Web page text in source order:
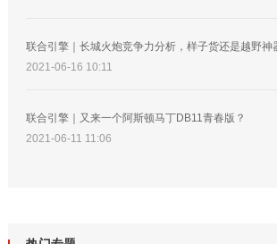
联合引擎｜长城火炮竞争力分析，样子货还是越野神
2021-06-16 10:11
联合引擎｜又来一个阿斯顿马丁DB11青春版？
2021-06-11 11:06